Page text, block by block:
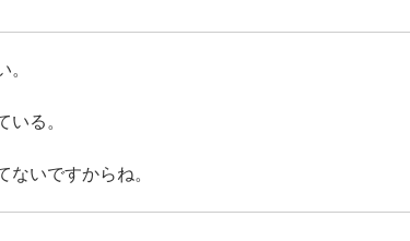
。
いる。
ないですからね。